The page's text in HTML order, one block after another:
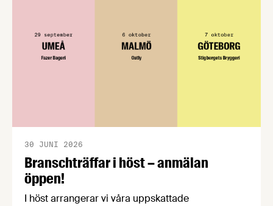
Branschträffar i höst – anmälan
öppen!
30 JUNI 2026
I höst arrangerar vi våra uppskattade